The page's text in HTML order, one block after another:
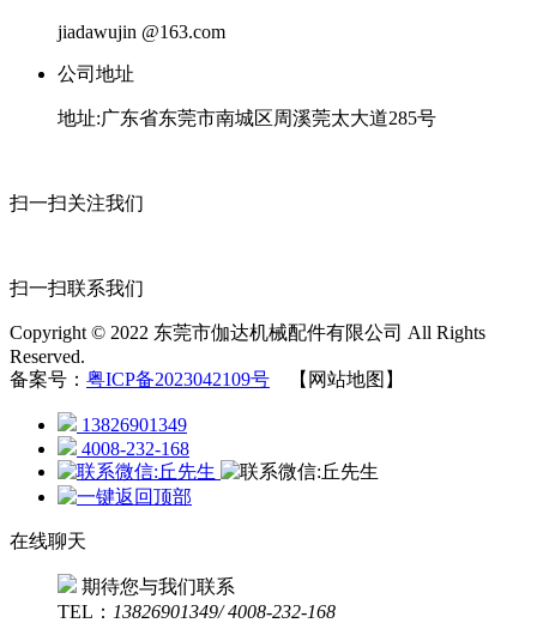
jiadawujin @163.com
公司地址
地址:广东省东莞市南城区周溪莞太大道285号
扫一扫关注我们
扫一扫联系我们
Copyright © 2022 东莞市伽达机械配件有限公司 All Rights
Reserved.
备案号： 粤ICP备2023042109号 【网站地图】
13826901349
4008-232-168
在线聊天
期待您与我们联系
TEL： 13826901349/ 4008-232-168